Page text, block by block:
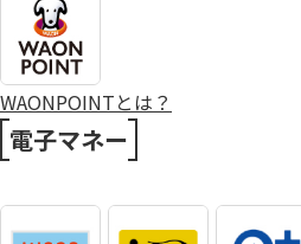
WAONPOINTとは？
電子マネー